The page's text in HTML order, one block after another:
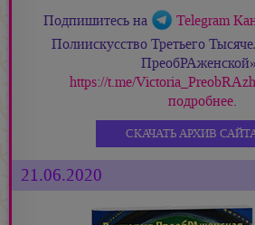
Подпишитесь на
Telegram
Полиискусство Третьего
ПреобРАженской»
https://t.me/
подробнее.
СКАЧАТЬ АРХИВ
21.06.2020